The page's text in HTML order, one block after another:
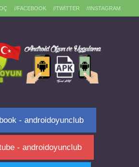
//FACEBOOK //TWITTER //INSTAGRAM
- androidoyunclub
- androidoyunclub